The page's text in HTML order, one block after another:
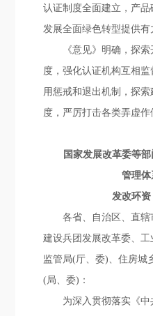
认证制度全面建立，产
发展全面绿色转型提供有
《意见》明确，探
度，强化认证机构互相
用惩戒和退出机制，探索
度，严厉打击各类弄虚作
国家发展改革委等
管理
发改环资
各省、自治区、直
建设兵团发展改革委、
监管局(厅、委)、住房城
(局、委)：
为深入贯彻落实《